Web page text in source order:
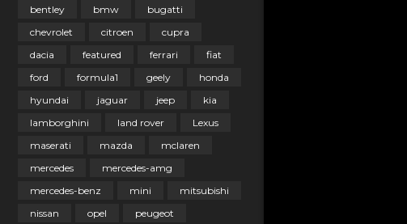
bentley
bmw
bugatti
chevrolet
citroen
cupra
dacia
featured ferrari
fiat
ford
formula1 geely
honda
hyundai
jaguar jeep
kia
lamborghini
land rover
Lexus
maserati
mazda
mclaren
mercedes
mercedes-amg
mercedes-benz
mini
mitsubishi
nissan
opel
peugeot